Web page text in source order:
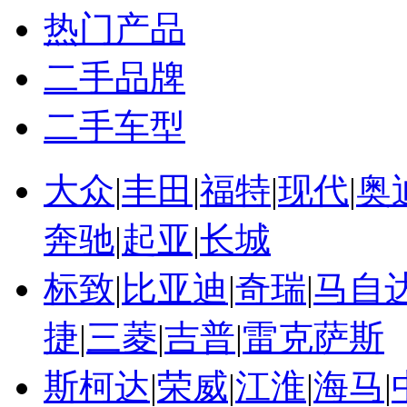
热门产品
二手品牌
二手车型
大众|丰田 |福特|现代|奥
奔驰|起亚|长城
标致| 比亚迪|奇瑞|马自
捷|三菱|吉普|雷克萨斯
斯柯达|荣威|江淮|海马|